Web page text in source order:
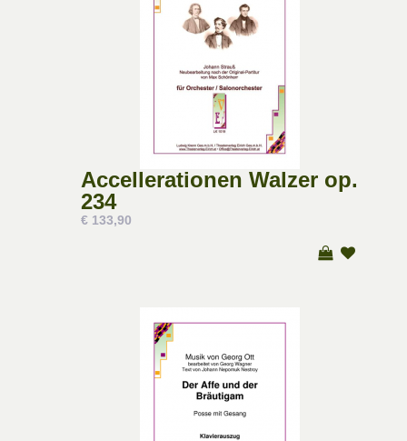
Accellerationen Walzer op.
234
€ 133,90